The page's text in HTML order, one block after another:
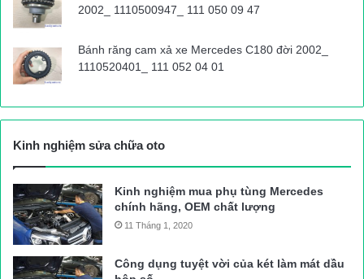
2002_ 1110500947_ 111 050 09 47
Bánh răng cam xả xe Mercedes C180 đời 2002_
1110520401_ 111 052 04 01
Kinh nghiệm sửa chữa oto
Kinh nghiệm mua phụ tùng Mercedes
chính hãng, OEM chất lượng
11 Tháng 1, 2020
Công dụng tuyệt vời của két làm mát dầu